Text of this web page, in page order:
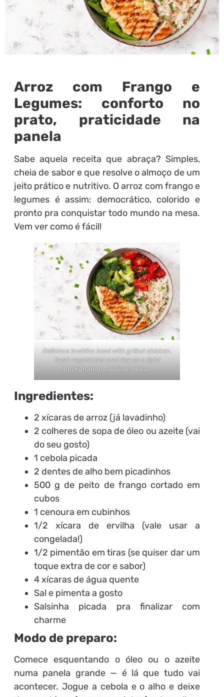
Arroz com Frango e
Legumes: conforto no
prato, praticidade na
panela
Sabe aquela receita que abraça? Simples,
cheia de sabor e que resolve o almoço de um
jeito prático e nutritivo. O arroz com frango e
legumes é assim: democrático, colorido e
pronto pra conquistar todo mundo na mesa.
Vem ver como é fácil!
Delicious buddha bowl with grilled chicken,
fresh vegetables and rice on a light
background. Top view, above
Ingredientes:
2 xícaras de arroz (já lavadinho)
2 colheres de sopa de óleo ou azeite (vai
do seu gosto)
1 cebola picada
2 dentes de alho bem picadinhos
500 g de peito de frango cortado em
cubos
1 cenoura em cubinhos
1/2 xícara de ervilha (vale usar a
congelada!)
1/2 pimentão em tiras (se quiser dar um
toque extra de cor e sabor)
4 xícaras de água quente
Sal e pimenta a gosto
Salsinha picada pra finalizar com
charme
Modo de preparo:
Comece esquentando o óleo ou o azeite
numa panela grande — é lá que tudo vai
acontecer. Jogue a cebola e o alho e deixe